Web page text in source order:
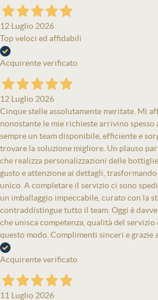
12 Luglio 2026
Top veloci ed affidabili
Acquirente verificato
12 Luglio 2026
Cinque stelle assolutamente meritate. Mi
nonostante le mie richieste arrivino spesso
sempre un team disponibile, efficiente e
trovare la soluzione migliore. Un plauso
che realizza personalizzazioni delle
gusto e attenzione ai dettagli,
unico. A completare il servizio ci sono
un imballaggio impeccabile, curato con la
contraddistingue tutto il team. Oggi è
che unisca competenza, qualità del
questo modo. Complimenti sinceri e grazie
Acquirente verificato
11 Luglio 2026